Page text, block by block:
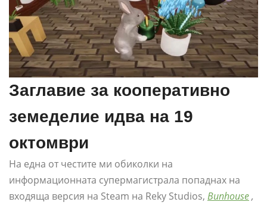
Заглавие за кооперативно
земеделие идва на 19
октомври
На една от честите ми обиколки на
информационната супермагистрала попаднах на
входяща версия на Steam на Reky Studios, Bunhouse,